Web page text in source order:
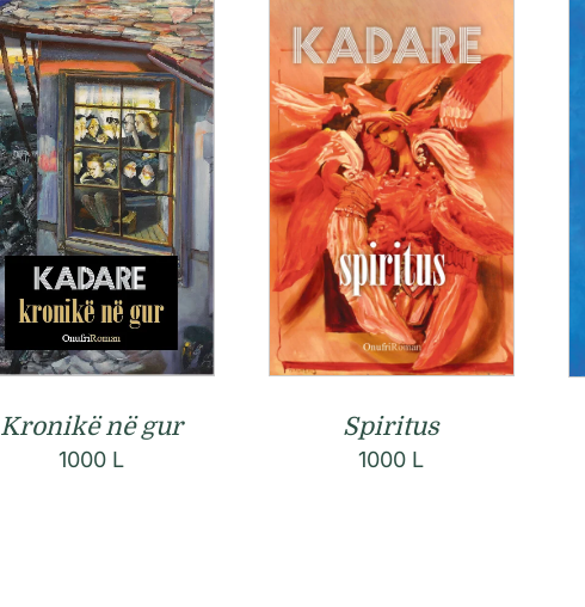
Kronikë në gur
1000 L
Spiritus
1000 L